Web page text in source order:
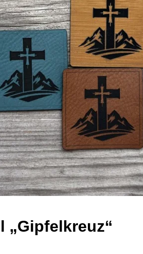
sich keine Produkte im Warenkorb.
Shop
keine Produkte im Warenkorb.
„Gipfelkreuz“